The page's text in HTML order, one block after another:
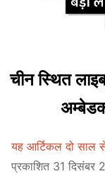
चीन स्थित
यह आर्टिकल दो साल
प्रकाशित 31